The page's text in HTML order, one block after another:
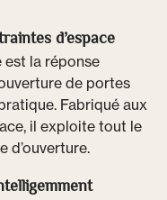
d’espace
est la réponse
de portes
Fabriqué aux
il exploite tout le
d’ouverture.